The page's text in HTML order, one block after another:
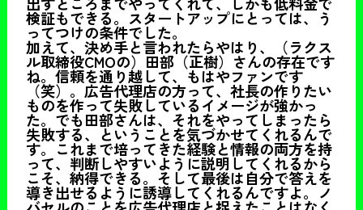
検証もできる。スタートアップにとっては、う
ってつけの条件でした。
加えて、決め手と言われたらやはり、（ラクス
ル取締役CMOの）田部（正樹）さんの存在です
ね。信頼を通り越して、もはやファンです
（笑）。広告代理店の方って、社長の作りたい
ものを作って失敗しているイメージが強かっ
た。でも田部さんは、それをやってしまったら
失敗する、ということを気づかせてくれるんで
す。これまで培ってきた経験と情報の両方を持
って、判断しやすいように説明してくれるから
こそ、納得できる。そして最後は自分で答えを
導き出せるように誘導してくれるんですよ。ノ